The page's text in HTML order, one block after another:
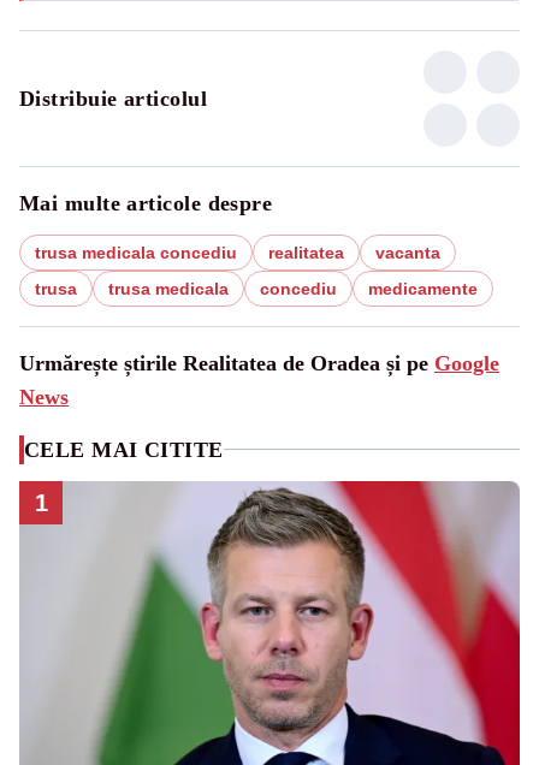
Distribuie articolul
Mai multe articole despre
trusa medicala concediu realitatea
vacanta
trusa
trusa medicala concediu medicamente
Urmărește știrile Realitatea de Oradea și pe Google
News
CELE MAI CITITE
1